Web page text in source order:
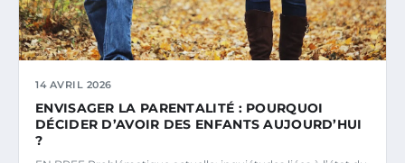
14 AVRIL 2026
ENVISAGER LA PARENTALITÉ : POURQUOI
DÉCIDER D’AVOIR DES ENFANTS AUJOURD’HUI
?